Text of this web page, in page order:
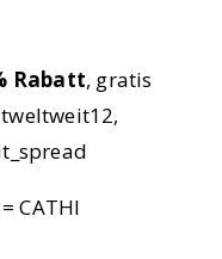
Rabatt, gratis
CATHI